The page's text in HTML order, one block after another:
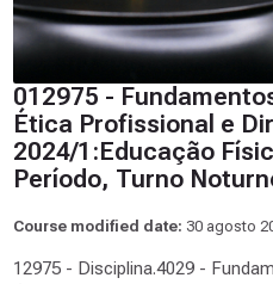
012975 -
Ética Profissional e
2024/1:Educação
Período, Turno
Course modified date: 30 agosto
12975 - Disciplina.4029 -